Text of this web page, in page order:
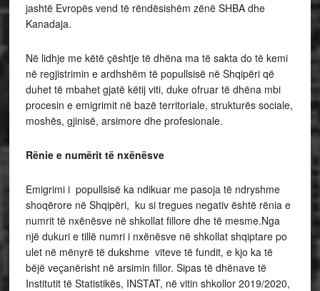
jashtë Evropës vend të rëndësishëm zënë SHBA dhe
Kanadaja.
Në lidhje me këtë çështje të dhëna ma të sakta do të kemi
në regjistrimin e ardhshëm të popullsisë në Shqipëri që
duhet të mbahet gjatë këtij viti, duke ofruar të dhëna mbi
procesin e emigrimit në bazë territoriale, strukturës sociale,
moshës, gjinisë, arsimore dhe profesionale.
Rënie e numërit të nxënësve
Emigrimi i popullsisë ka ndikuar me pasoja të ndryshme
shoqërore në Shqipëri, ku si tregues negativ është rënia e
numrit të nxënësve në shkollat fillore dhe të mesme.Nga
një dukuri e tillë numri i nxënësve në shkollat shqiptare po
ulet në mënyrë të dukshme viteve të fundit, e kjo ka të
bëjë veçanërisht në arsimin fillor. Sipas të dhënave të
Institutit të Statistikës, INSTAT, në vitin shkollor 2019/2020,